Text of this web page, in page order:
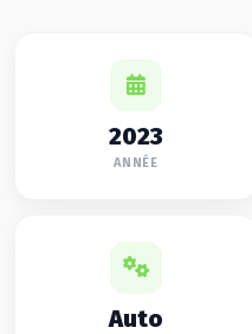
2023
ANNÉE
Auto